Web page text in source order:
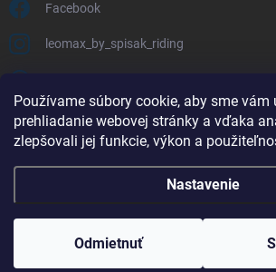
Používame súbory cookie, aby sme
prehliadanie webovej stránky a vďaka
zlepšovali jej funkcie, výkon a
Nastavenie
Odmietnuť
Facebook
leomax_by_spisak_riding
FACEBOOK
Vytvoril Shoptet
Copyright 2026 . Všetky